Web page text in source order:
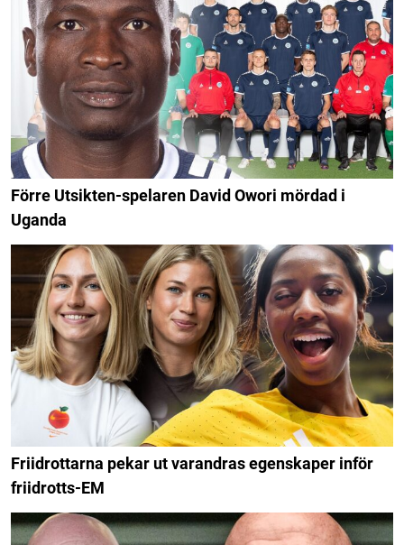
Förre Utsikten-spelaren David Owori mördad i
Uganda
Friidrottarna pekar ut varandras egenskaper inför
friidrotts-EM